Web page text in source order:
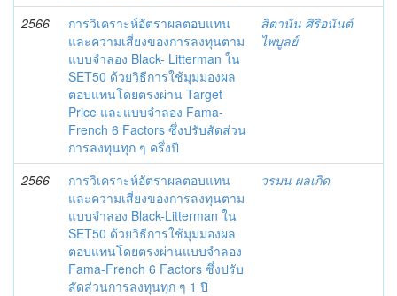
2566
การวิเคราะห์อัตราผลตอบแทน
และความเสี่ยงของการลงทุนตาม
แบบจำลอง Black- Litterman ใน
SET50 ด้วยวิธีการใช้มุมมองผล
ตอบแทนโดยตรงผ่าน Target
Price และแบบจำลอง Fama-
French 6 Factors ซึ่งปรับสัดส่วน
การลงทุนทุก ๆ ครึ่งปี
สิตานัน ศิริอนันต์
ไพบูลย์
2566
การวิเคราะห์อัตราผลตอบแทน
และความเสี่ยงของการลงทุนตาม
แบบจำลอง Black-Litterman ใน
SET50 ด้วยวิธีการใช้มุมมองผล
ตอบแทนโดยตรงผ่านแบบจำลอง
Fama-French 6 Factors ซึ่งปรับ
สัดส่วนการลงทุนทุก ๆ 1 ปี
วรมน ผลเกิด